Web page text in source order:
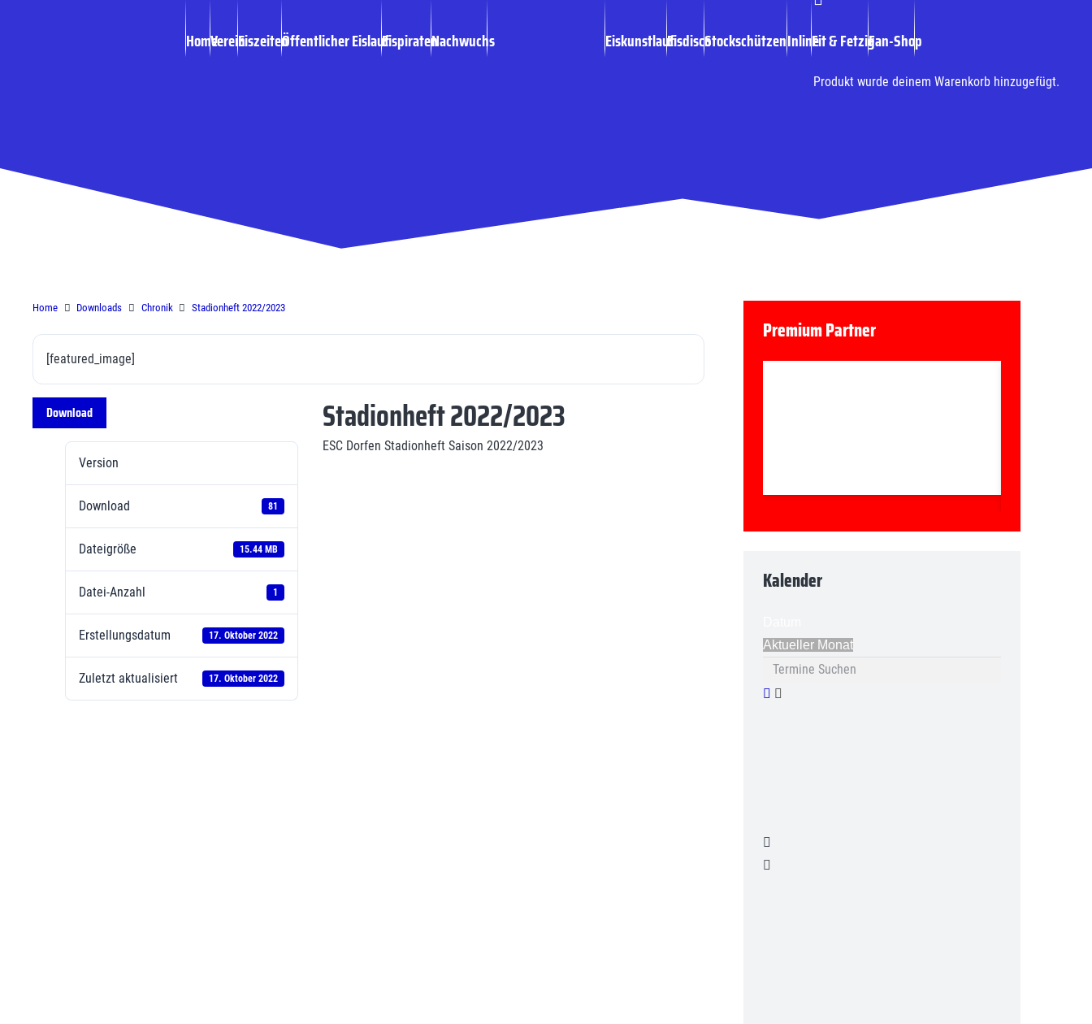
EiskunstlaufEisdiscoStockschützenInlineFit & FetzigFan-Shop
HomeVereinEiszeitenÖffentlicher EislaufEispiratenNachwuchs
Produkt wurde deinem Warenkorb hinzugefügt.
Stadionheft 2022/2023
Home Downloads Chronik Stadionheft 2022/2023
[featured_image]
Download
Version
Download 81
Dateigröße 15.44 MB
Datei-Anzahl 1
Erstellungsdatum 17. Oktober 2022
Zuletzt aktualisiert 17. Oktober 2022
Stadionheft 2022/2023
ESC Dorfen Stadionheft Saison 2022/2023
Premium Partner
Kalender
Aktueller Monat